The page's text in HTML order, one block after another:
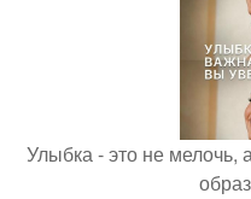
Улыбка - это не мелочь,